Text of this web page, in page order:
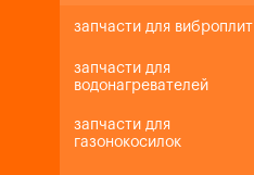
запчасти для виброплит
запчасти для
водонагревателей
запчасти для
газонокосилок